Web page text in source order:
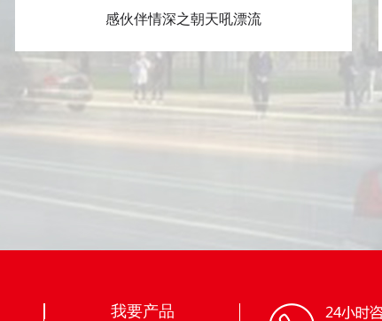
感伙伴情深之朝天吼漂流
我要产品